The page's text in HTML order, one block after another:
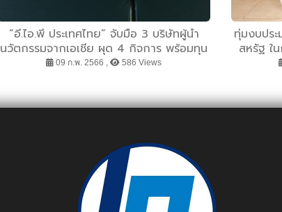
“อี.ไอ.พี ประเทศไทย” จับมือ 3 บริษัทผู้นำ
นวัตกรรมจากเอเชีย ผุด 4 กิจการ พร้อมทุน
กว่า 80000 ลบ.
09 ก.พ. 2566 , 586 Views
ทุ่มงบปร
สหรัฐ ใ